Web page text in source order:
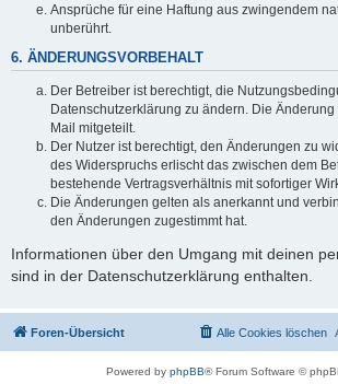
Ansprüche für eine Haftung aus zwingendem
unberührt.
6. ÄNDERUNGSVORBEHALT
Der Betreiber ist berechtigt, die
Datenschutzerklärung zu ändern. Die
Mail mitgeteilt.
Der Nutzer ist berechtigt, den Änderungen zu
des Widerspruchs erlischt das zwischen dem
bestehende Vertragsverhältnis mit sofortiger
Die Änderungen gelten als anerkannt und
den Änderungen zugestimmt hat.
Informationen über den Umgang mit deinen
sind in der Datenschutzerklärung enthalten.
Foren-Übersicht Alle Cookies löschen
Powered by phpBB® Forum Software ©